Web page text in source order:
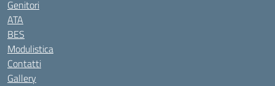
Genitori
ATA
BES
Modulistica
Contatti
Gallery